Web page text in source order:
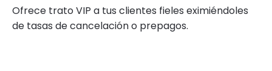
Ofrece trato VIP a tus clientes fieles eximiéndoles
de tasas de cancelación o prepagos.